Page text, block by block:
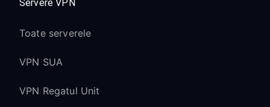
Servere VPN
Toate serverele
VPN SUA
VPN Regatul Unit